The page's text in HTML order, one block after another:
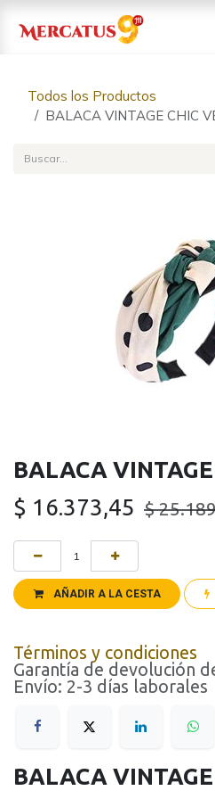
Todos los Productos
BALACA VINTAGE CHIC
BALACA
$ 16.373,45 $
AÑADIR A LA CESTA
Términos y condiciones
Garantía de devolución
Envío: 2-3 días laborales
BALACA